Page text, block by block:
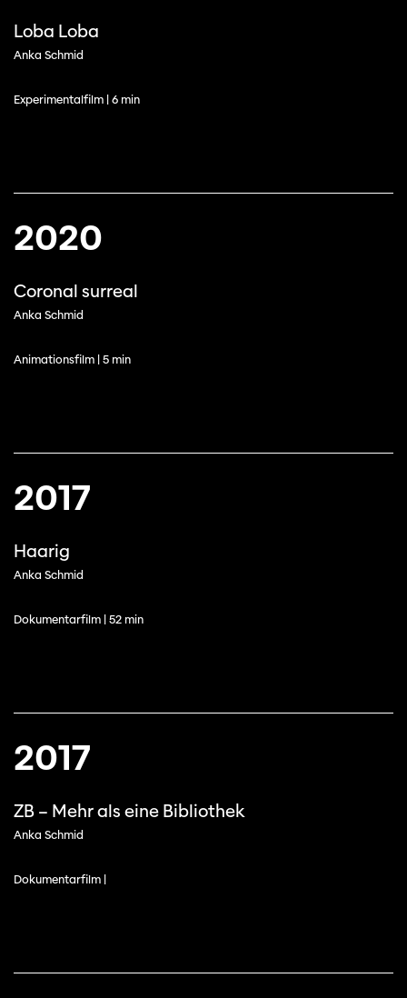
Loba Loba
Anka Schmid
Experimentalfilm | 6 min
2020
Coronal surreal
Anka Schmid
Animationsfilm | 5 min
2017
Haarig
Anka Schmid
Dokumentarfilm | 52 min
2017
ZB – Mehr als eine Bibliothek
Anka Schmid
Dokumentarfilm |